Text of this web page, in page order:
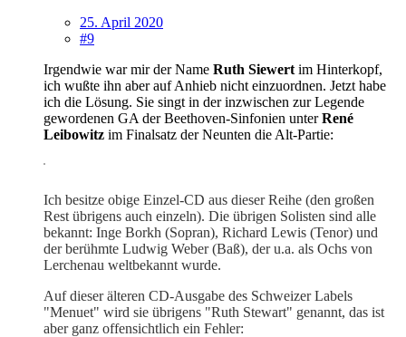
25. April 2020
#9
Irgendwie war mir der Name Ruth Siewert im Hinterkopf,
ich wußte ihn aber auf Anhieb nicht einzuordnen. Jetzt habe
ich die Lösung. Sie singt in der inzwischen zur Legende
gewordenen GA der Beethoven-Sinfonien unterRené
Leibowitz im Finalsatz der Neunten die Alt-Partie:
Ich besitze obige Einzel-CD aus dieser Reihe (den großen
Rest übrigens auch einzeln). Die übrigen Solisten sind alle
bekannt: Inge Borkh (Sopran), Richard Lewis (Tenor) und
der berühmte Ludwig Weber (Baß), der u.a. als Ochs von
Lerchenau weltbekannt wurde.
Auf dieser älteren CD-Ausgabe des Schweizer Labels
"Menuet" wird sie übrigens "Ruth Stewart" genannt, das ist
aber ganz offensichtlich ein Fehler: